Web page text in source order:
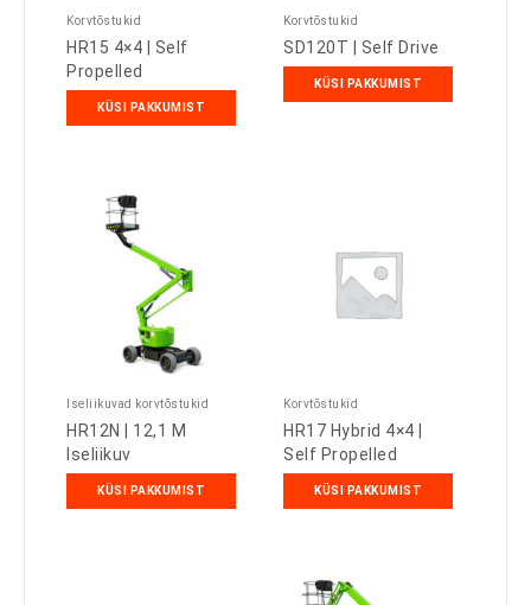
Korvtõstukid
HR15 4×4 | Self
Propelled
KÜSI PAKKUMIST
Korvtõstukid
SD120T | Self Drive
KÜSI PAKKUMIST
Iseliikuvad korvtõstukid
HR12N | 12,1 M
Iseliikuv
KÜSI PAKKUMIST
Korvtõstukid
HR17 Hybrid 4×4 |
Self Propelled
KÜSI PAKKUMIST